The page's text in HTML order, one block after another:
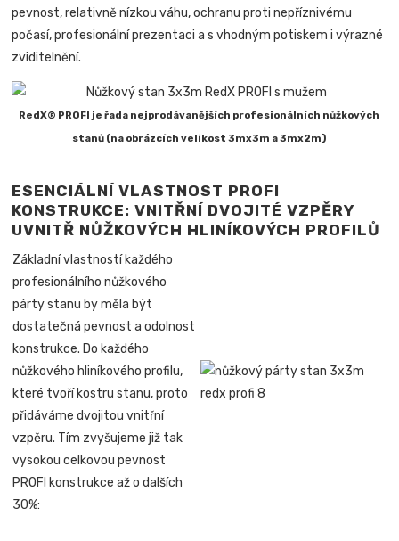
pevnost, relativně nízkou váhu, ochranu proti nepříznivému
počasí, profesionální prezentaci a s vhodným potiskem i výrazné
zviditelnění.
RedX® PROFI je řada nejprodávanějších profesionálních nůžkových
stanů (na obrázcích velikost 3mx3m a 3mx2m)
ESENCIÁLNÍ VLASTNOST PROFI
KONSTRUKCE: VNITŘNÍ DVOJITÉ VZPĚRY
UVNITŘ NŮŽKOVÝCH HLINÍKOVÝCH PROFILŮ
Základní vlastností každého
profesionálního nůžkového
párty stanu by měla být
dostatečná pevnost a odolnost
konstrukce. Do každého
nůžkového hliníkového profilu,
které tvoří kostru stanu, proto
přidáváme dvojitou vnitřní
vzpěru. Tím zvyšujeme již tak
vysokou celkovou pevnost
PROFI konstrukce až o dalších
30%: